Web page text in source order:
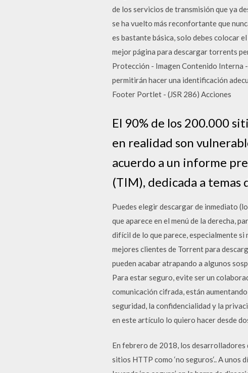
de los servicios de transmisión que ya
se ha vuelto más reconfortante que
es bastante básica, solo debes colocar
mejor página para descargar torrents
Protección - Imagen Contenido Interna
permitirán hacer una identificación
Footer Portlet - (JSR 286) Acciones
El 90% de los 200.000
en realidad son
acuerdo a un informe
(TIM), dedicada a temas
Puedes elegir descargar de inmediato
que aparece en el menú de la derecha,
difícil de lo que parece, especialmente
mejores clientes de Torrent para
pueden acabar atrapando a algunos
Para estar seguro, evite ser un
comunicación cifrada, están
seguridad, la confidencialidad y la
en este artículo lo quiero hacer desde
En febrero de 2018, los
sitios HTTP como ‘no seguros‘.. A unos